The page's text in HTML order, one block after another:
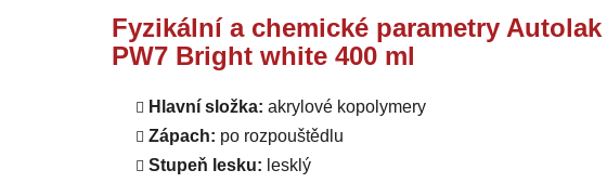
Fyzikální a chemické parametry
PW7 Bright white 400 ml
Hlavní složka: akrylové kopolymery
Zápach: po rozpouštědlu
Stupeň lesku: lesklý